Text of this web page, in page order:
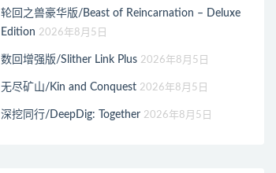
轮回之兽豪华版/Beast of Reincarnation – Deluxe
Edition 2026年8月5日
数回增强版/Slither Link Plus 2026年8月5日
无尽矿山/Kin and Conquest 2026年8月5日
深挖同行/DeepDig: Together 2026年8月5日